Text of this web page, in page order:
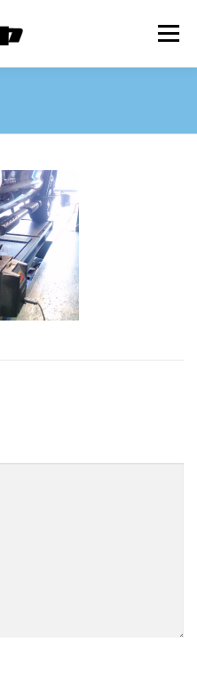
メニュー
INQUIRY
FRIEND’S SITE